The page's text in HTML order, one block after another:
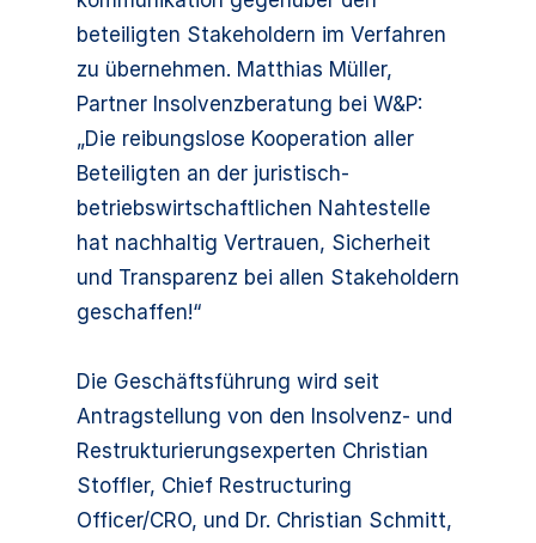
beteiligten Stakeholdern im Verfahren
zu übernehmen. Matthias Müller,
Partner Insolvenzberatung bei W&P:
„Die reibungslose Kooperation aller
Beteiligten an der juristisch-
betriebswirtschaftlichen Nahtestelle
hat nachhaltig Vertrauen, Sicherheit
und Transparenz bei allen Stakeholdern
geschaffen!“
Die Geschäftsführung wird seit
Antragstellung von den Insolvenz- und
Restrukturierungsexperten Christian
Stoffler, Chief Restructuring
Officer/CRO, und Dr. Christian Schmitt,